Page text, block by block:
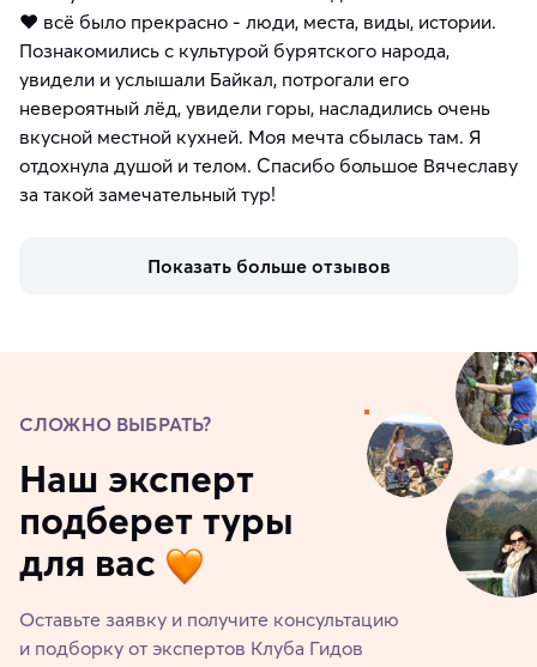
❤️ всё было прекрасно - люди, места, виды, истории.
Познакомились с культурой бурятского народа,
увидели и услышали Байкал, потрогали его
невероятный лёд, увидели горы, насладились очень
вкусной местной кухней. Моя мечта сбылась там. Я
отдохнула душой и телом. Спасибо большое Вячеславу
за такой замечательный тур!
Показать больше отзывов
СЛОЖНО ВЫБРАТЬ?
Наш эксперт
подберет туры
для вас
Оставьте заявку и получите консультацию
и подборку от экспертов Клуба Гидов